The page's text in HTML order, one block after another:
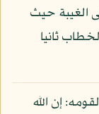
الغيبة حيث
ثانيا
إن الله